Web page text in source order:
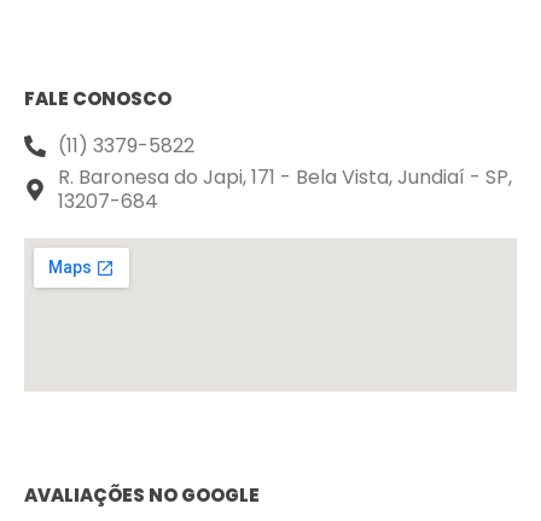
FALE CONOSCO
(11) 3379-5822
R. Baronesa do Japi, 171 - Bela Vista, Jundiaí - SP,
13207-684
AVALIAÇÕES NO GOOGLE